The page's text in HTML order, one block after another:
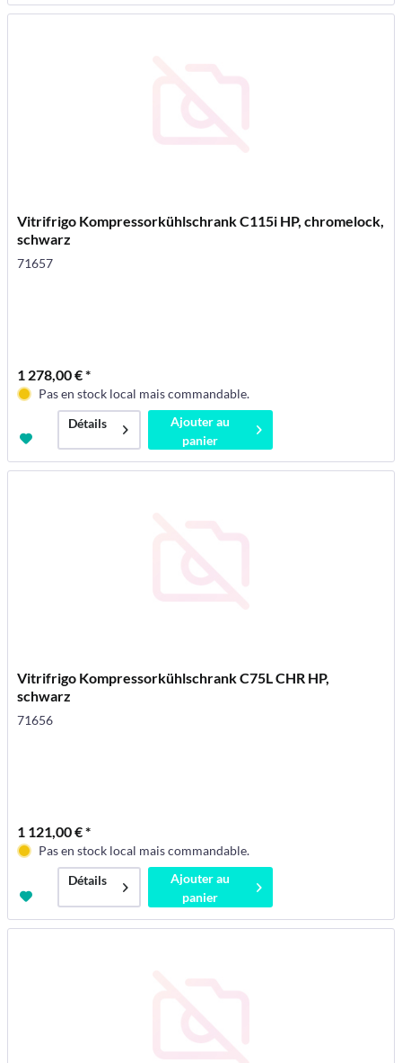
Vitrifrigo Kompressorkühlschrank C115i HP, chromelock,
schwarz
71657
1 278,00 € *
Pas en stock local mais commandable.
Détails
Ajouter au
panier
Vitrifrigo Kompressorkühlschrank C75L CHR HP,
schwarz
71656
1 121,00 € *
Pas en stock local mais commandable.
Détails
Ajouter au
panier